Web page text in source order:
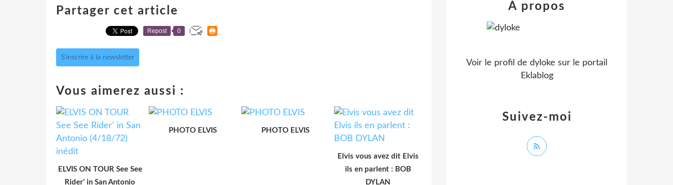
Partager cet article
Repost 0
S'inscrire à la newsletter
Vous aimerez aussi :
ELVIS ON TOUR See See
Rider' in San Antonio
PHOTO ELVIS PHOTO ELVIS
Elvis vous avez dit Elvis
ils en parlent : BOB
DYLAN
Suivez-moi
À propos
Voir le profil de dyloke sur le portail
Eklablog